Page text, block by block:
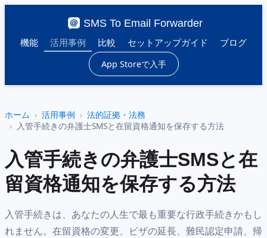
SMS To Email Forwarder
機能
活用事例 比較 セットアップガイド ブログ
App Storeで入手
ホーム 活用事例
法的証拠・法務
入管手続きの弁護士SMSと在留資格通知を保存する方法
入管手続きの弁護士SMSと在
留資格通知を保存する方法
入管手続きは、あなたの人生で最も重要な行政手続きかもし
れません。在留資格の変更、ビザの延長、難民認定申請、帰